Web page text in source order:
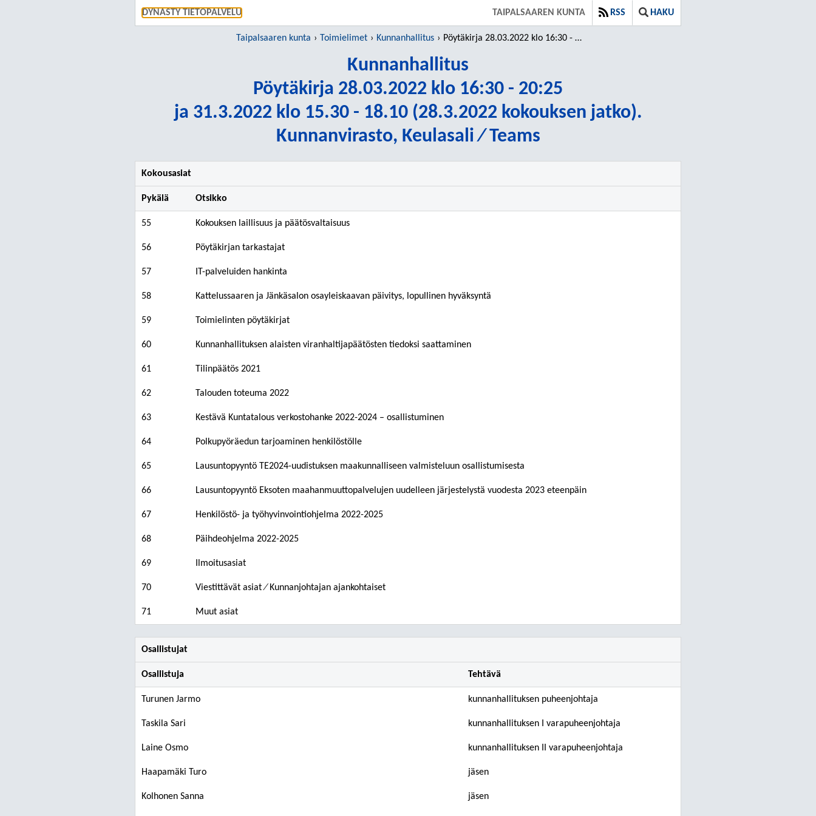
DYNASTY TIETOPALVELU TAIPALSAAREN KUNTA RSS HAKU
Taipalsaaren kunta Toimielimet Kunnanhallitus Pöytäkirja 28.03.2022 klo 16:30 - 20:25
Kunnanhallitus
Pöytäkirja 28.03.2022 klo 16:30 - 20:25
ja 31.3.2022 klo 15.30 - 18.10 (28.3.2022 kokouksen jatko).
Kunnanvirasto, Keulasali ⁄ Teams
Kokousasiat
Pykälä Otsikko
55 Kokouksen laillisuus ja päätösvaltaisuus
56 Pöytäkirjan tarkastajat
57 IT-palveluiden hankinta
58 Kattelussaaren ja Jänkäsalon osayleiskaavan päivitys, lopullinen hyväksyntä
59 Toimielinten pöytäkirjat
60 Kunnanhallituksen alaisten viranhaltijapäätösten tiedoksi saattaminen
61 Tilinpäätös 2021
62 Talouden toteuma 2022
63 Kestävä Kuntatalous verkostohanke 2022-2024 – osallistuminen
64 Polkupyöräedun tarjoaminen henkilöstölle
65 Lausuntopyyntö TE2024-uudistuksen maakunnalliseen valmisteluun osallistumisesta
66 Lausuntopyyntö Eksoten maahanmuuttopalvelujen uudelleen järjestelystä vuodesta 2023 eteenpäin
67 Henkilöstö- ja työhyvinvointiohjelma 2022-2025
68 Päihdeohjelma 2022-2025
69 Ilmoitusasiat
70 Viestittävät asiat ⁄ Kunnanjohtajan ajankohtaiset
71 Muut asiat
Osallistujat
Osallistuja Tehtävä
Turunen Jarmo kunnanhallituksen puheenjohtaja
Taskila Sari kunnanhallituksen I varapuheenjohtaja
Laine Osmo kunnanhallituksen II varapuheenjohtaja
Haapamäki Turo jäsen
Kolhonen Sanna jäsen